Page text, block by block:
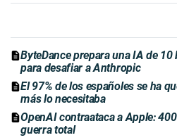
ByteDance prepara una IA de
para desafiar a Anthropic
El 97% de los españoles se ha
más lo necesitaba
OpenAI contraataca a Apple:
guerra total